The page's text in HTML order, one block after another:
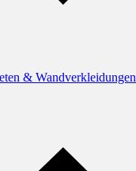
& Wandverkleidungen